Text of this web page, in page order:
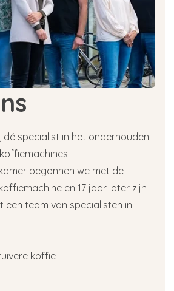
dé specialist in het onderhouden
begonnen we met de
en 17 jaar later zijn
team van specialisten in
koffie